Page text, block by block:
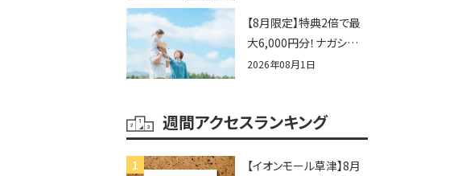
【8月限定】特典2倍で最
大6,000円分！ナガシマス
パーランドプール券や人
ン彦根」へGO！
2026年08月1日
週間アクセスランキング
【イオンモール草津】8月